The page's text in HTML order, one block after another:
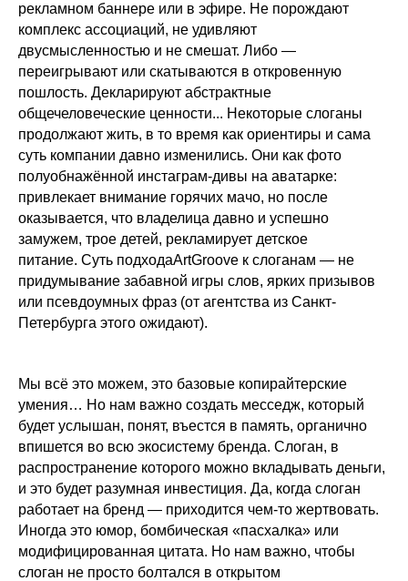
рекламном баннере или в эфире. Не порождают
комплекс ассоциаций, не удивляют
двусмысленностью и не смешат. Либо —
переигрывают или скатываются в откровенную
пошлость. Декларируют абстрактные
общечеловеческие ценности... Некоторые слоганы
продолжают жить, в то время как ориентиры и сама
суть компании давно изменились. Они как фото
полуобнажённой инстаграм-дивы на аватарке:
привлекает внимание горячих мачо, но после
оказывается, что владелица давно и успешно
замужем, трое детей, рекламирует детское
питание. Суть подходаArtGroove к слоганам — не
придумывание забавной игры слов, ярких призывов
или псевдоумных фраз (от агентства из Санкт-
Петербурга этого ожидают).
Мы всё это можем, это базовые копирайтерские
умения… Но нам важно создать месседж, который
будет услышан, понят, въестся в память, органично
впишется во всю экосистему бренда. Слоган, в
распространение которого можно вкладывать деньги,
и это будет разумная инвестиция. Да, когда слоган
работает на бренд — приходится чем-то жертвовать.
Иногда это юмор, бомбическая «пасхалка» или
модифицированная цитата. Но нам важно, чтобы
слоган не просто болтался в открытом
Россия,
Санкт-Петербург
Get groove.
+7 (812) 718-2118
Дежурим на телефоне
По вопросам сотрудничества
career@artgroove.ru
Резюме и отклики на вакансии